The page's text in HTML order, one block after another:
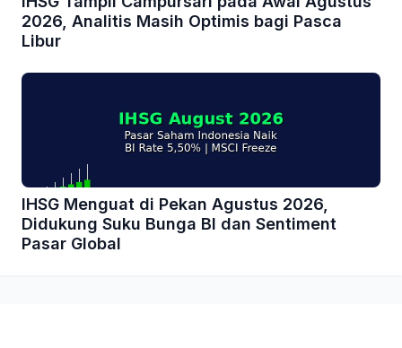
2026, Analitis Masih Optimis bagi Pasca
Libur
IHSG Menguat di Pekan Agustus 2026,
Didukung Suku Bunga BI dan Sentiment
Pasar Global